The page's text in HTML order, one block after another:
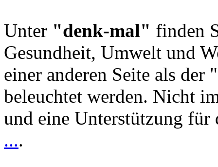
Unter "denk-mal" finden
Gesundheit, Umwelt und
einer anderen Seite als
beleuchtet werden. Nicht
und eine Unterstützung
....